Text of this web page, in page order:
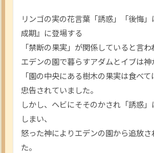
リンゴの実の花言葉「誘惑」「後悔
成期』に登場する
「禁断の果実」が関係していると言わ
エデンの園で暮らすアダムとイブは神
「園の中央にある樹木の果実は食べ
忠告されていました。
しかし、ヘビにそそのかされ「誘惑
しまい、
怒った神によりエデンの園から追放
た。